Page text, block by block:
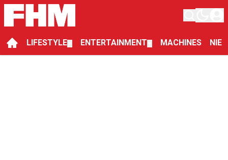
LIFESTYLE ENTERTAINMENT MACHINES